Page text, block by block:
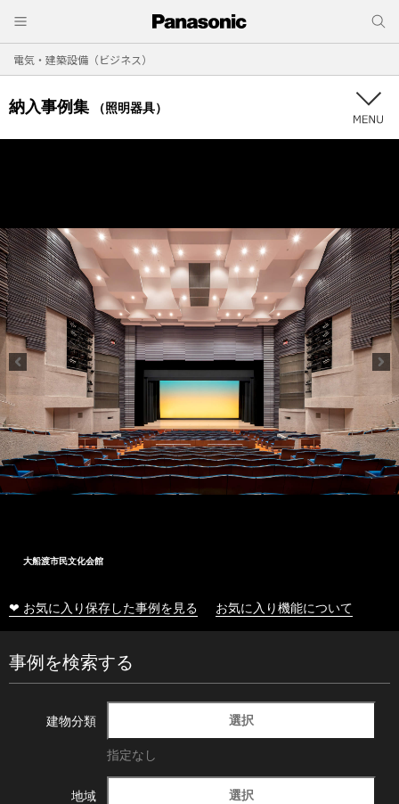
電気・建築設備（ビジネス）
納入事例集 （照明器具）
大船渡市民文化会館
❤ お気に入り保存した事例を見る お気に入り機能について
事例を検索する
建物分類 選択
指定なし
地域 選択